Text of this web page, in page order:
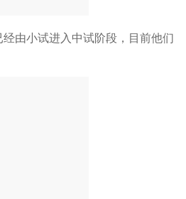
由小试进入中试阶段，目前他们